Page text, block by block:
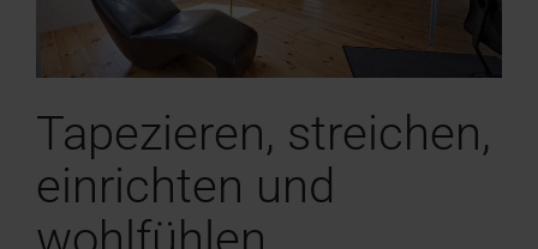
Tapezieren, streichen,
einrichten und